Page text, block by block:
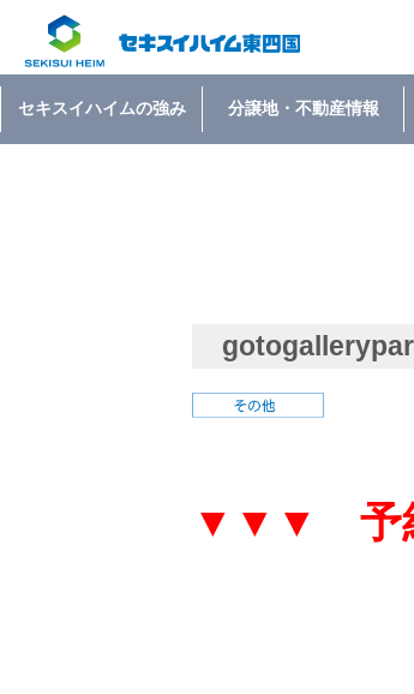
セキスイハイムの強み 分譲地・不動産情報
▼▼▼ 予